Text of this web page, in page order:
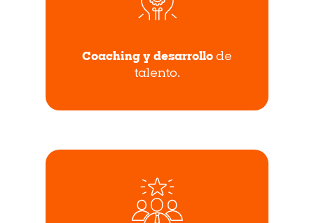
Coaching y desarrollo de
talento.